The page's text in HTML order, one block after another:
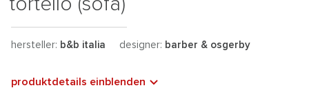
tortello (sofa)
hersteller: b&b italia designer: barber & osgerby
produktdetails einblenden